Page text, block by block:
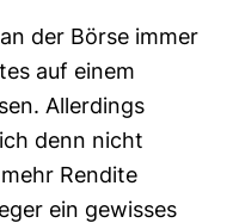
der Börse immer
auf einem
Allerdings
denn nicht
Rendite
ein gewisses